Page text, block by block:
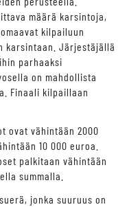
määrä karsintoja,
kilpailuun
karsintaan. Järjestäjällä
parhaaksi
on mahdollista
Finaali kilpaillaan
ovat vähintään 2000
10 000 euroa.
palkitaan vähintään
summalla.
jonka suuruus on